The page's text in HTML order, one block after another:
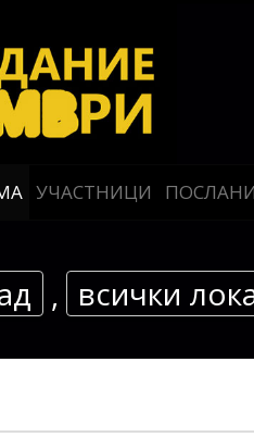
УЧАСТНИЦИ
, всички